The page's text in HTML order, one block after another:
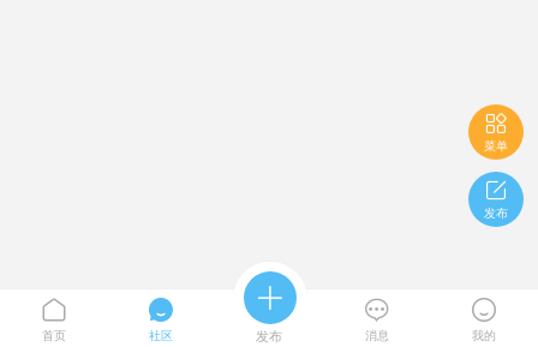

菜单

发布

首页

社区

发布

消息

我的